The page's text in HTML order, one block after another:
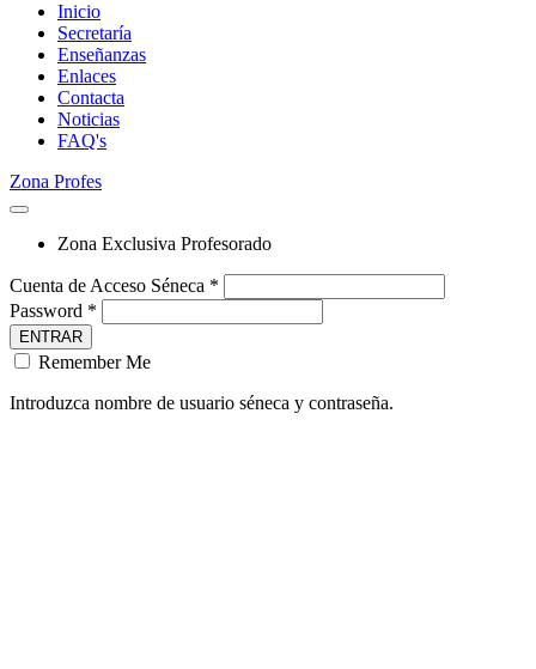
Inicio
Secretaría
Enseñanzas
Enlaces
Contacta
Noticias
FAQ's
Zona Profes
Zona Exclusiva Profesorado
Cuenta de Acceso Séneca *
Password *
ENTRAR
Remember Me
Introduzca nombre de usuario séneca y contraseña.